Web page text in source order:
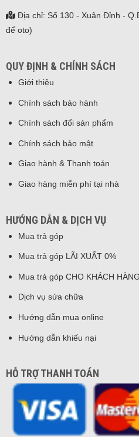
Địa chỉ: Số 130 - Xuân Đỉnh -
để oto)
QUY ĐỊNH & CHÍNH SÁCH
Giới thiệu
Chính sách bảo hành
Chính sách đổi sản phẩm
Chính sách bảo mật
Giao hành & Thanh toán
Giao hàng miễn phí tại nhà
HƯỚNG DẪN & DỊCH VỤ
Mua trả góp
Mua trả góp LÃI XUẤT 0%
Mua trả góp CHO KHÁCH
Dịch vụ sửa chữa
Hướng dẫn mua online
Hướng dẫn khiếu nại
HỖ TRỢ THANH TOÁN